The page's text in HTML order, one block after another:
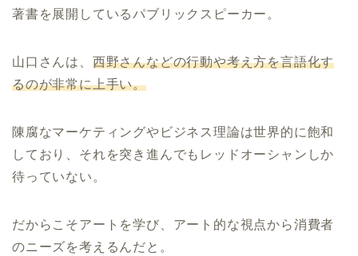
著書を展開しているパブリックスピーカー。
山口さんは、 西野さんなどの行動や考え方を言語化す
るのが非常に上手い。
陳腐なマーケティングやビジネス理論は世界的に飽和
しており、それを突き進んでもレッドオーシャンしか
待っていない。
だからこそアートを学び、アート的な視点から消費者
のニーズを考えるんだと。